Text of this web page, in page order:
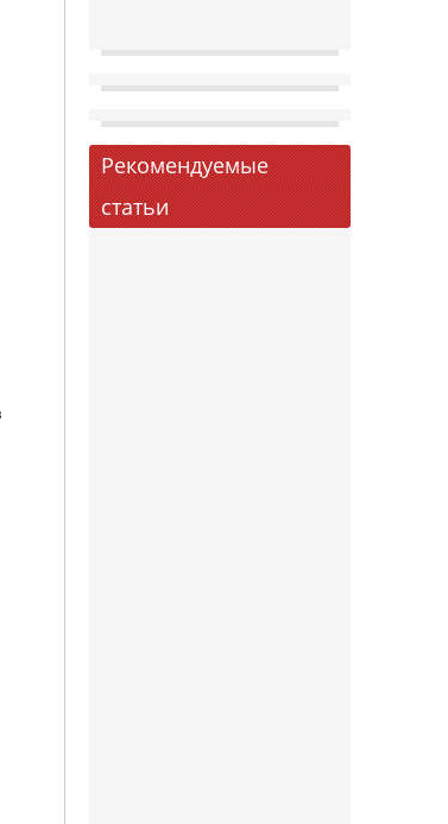
Рекомендуемые
статьи